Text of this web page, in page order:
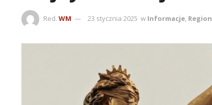
Red. WM 23 stycznia 2025 w Informacje, Region